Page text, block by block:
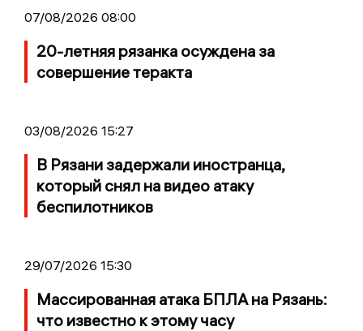
07/08/2026 08:00
20-летняя рязанка осуждена за
совершение теракта
03/08/2026 15:27
В Рязани задержали иностранца,
который снял на видео атаку
беспилотников
29/07/2026 15:30
Массированная атака БПЛА на Рязань:
что известно к этому часу